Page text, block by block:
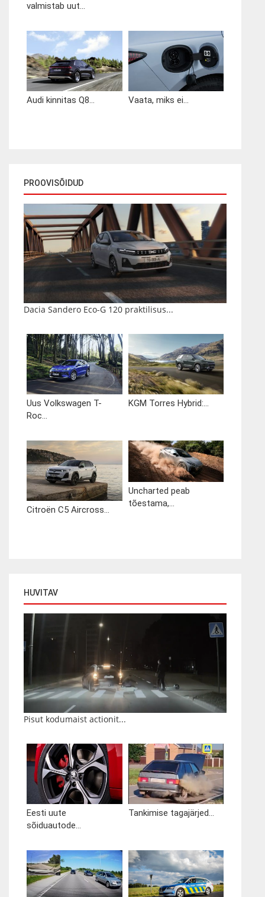
valmistab uut...
Audi kinnitas Q8... Vaata, miks ei...
PROOVISÕIDUD
Dacia Sandero Eco-G 120 praktilisus...
Uus Volkswagen T-
Roc...
KGM Torres Hybrid:...
Citroën C5 Aircross...
Uncharted peab
tõestama,...
HUVITAV
Pisut kodumaist actionit...
Eesti uute
sõiduautode...
Tankimise tagajärjed...